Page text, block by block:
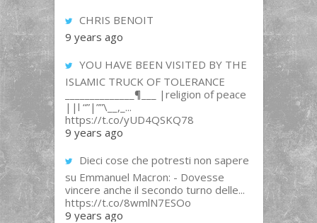
CHRIS BENOIT
9 years ago
YOU HAVE BEEN VISITED BY THE
ISLAMIC TRUCK OF TOLERANCE
______________¶___ |religion of peace
||l “”|””\__,_...
https://t.co/yUD4QSKQ78
9 years ago
Dieci cose che potresti non sapere
su Emmanuel Macron: - Dovesse
vincere anche il secondo turno delle...
https://t.co/8wmlN7ESOo
9 years ago